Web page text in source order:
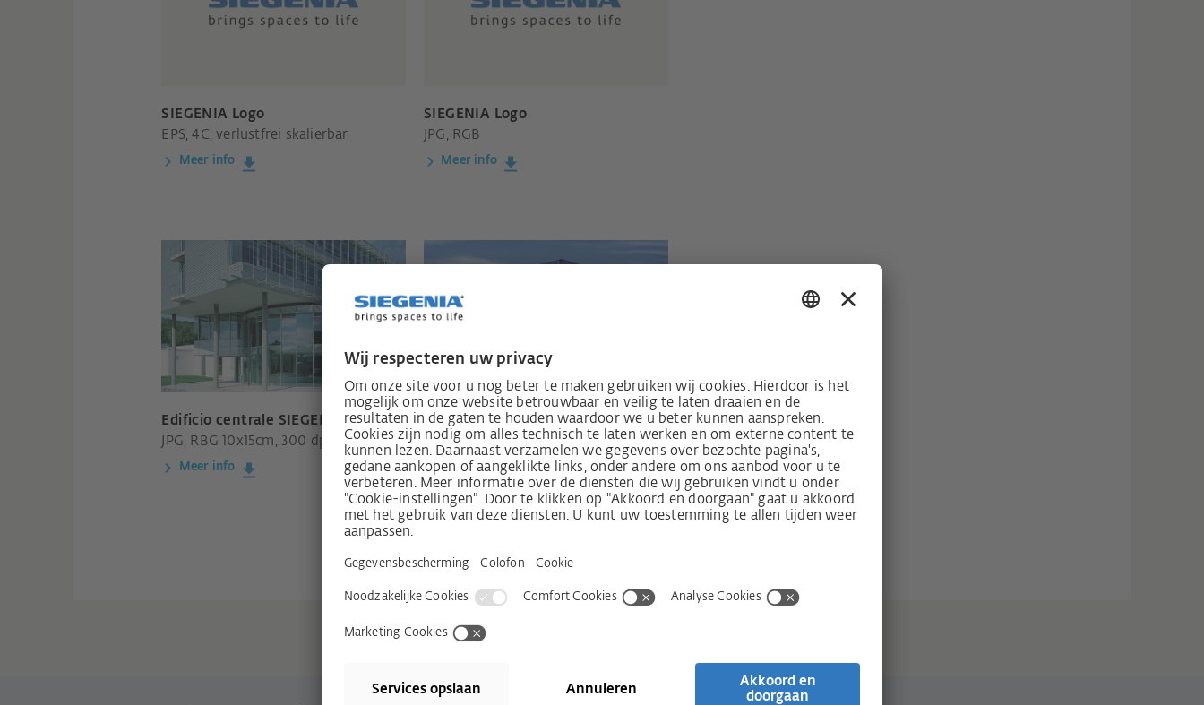
SIEGENIA Logo
EPS, 4C, verlustfrei skalierbar
Meer info
SIEGENIA Logo
JPG, RGB
Meer info
Edificio centrale SIEGENIA
JPG, RBG 10x15cm, 300 dpi
Meer info
Showroom SIEGENIA
JPG, RGB 10x15cm, 300 dpi
Meer info